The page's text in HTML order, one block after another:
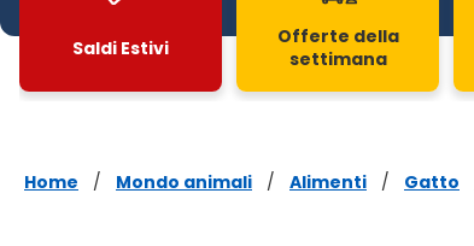
Saldi Estivi
Offerte della
settimana
Home / Mondo animali / Alimenti / Gatto